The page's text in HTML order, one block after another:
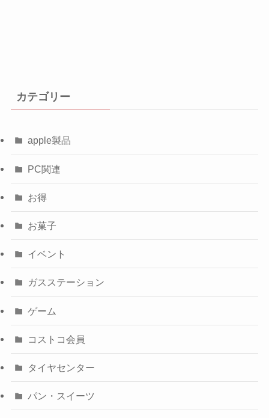
カテゴリー
apple製品
PC関連
お得
お菓子
イベント
ガスステーション
ゲーム
コストコ会員
タイヤセンター
パン・スイーツ